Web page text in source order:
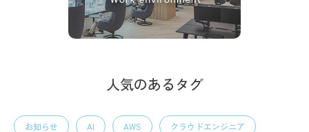
人気のあるタグ
お知らせ AI AWS クラウドエンジニア